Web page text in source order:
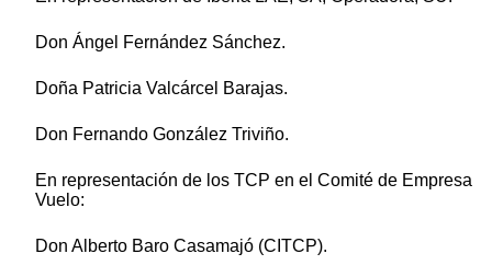
Don Ángel Fernández Sánchez.
Doña Patricia Valcárcel Barajas.
Don Fernando González Triviño.
En representación de los TCP en el Comité de Empresa
Vuelo:
Don Alberto Baro Casamajó (CITCP).